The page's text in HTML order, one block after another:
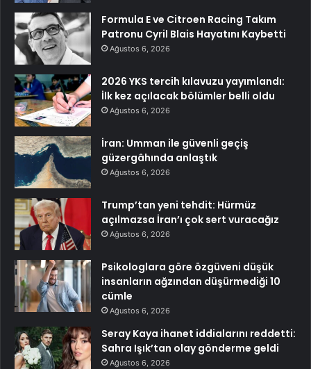
Formula E ve Citroen Racing Takım
Patronu Cyril Blais Hayatını Kaybetti
Ağustos 6, 2026
2026 YKS tercih kılavuzu yayımlandı:
İlk kez açılacak bölümler belli oldu
Ağustos 6, 2026
İran: Umman ile güvenli geçiş
güzergâhında anlaştık
Ağustos 6, 2026
Trump’tan yeni tehdit: Hürmüz
açılmazsa İran’ı çok sert vuracağız
Ağustos 6, 2026
Psikologlara göre özgüveni düşük
insanların ağzından düşürmediği 10
cümle
Ağustos 6, 2026
Seray Kaya ihanet iddialarını reddetti:
Sahra Işık’tan olay gönderme geldi
Ağustos 6, 2026